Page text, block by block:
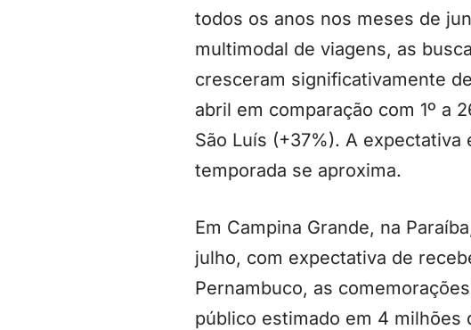
todos os anos nos meses de
multimodal de viagens, as
cresceram significativamente
abril em comparação com 1º a
São Luís (+37%). A
temporada se aproxima.
Em Campina Grande, na
julho, com expectativa de
Pernambuco, as
público estimado em 4 milhões